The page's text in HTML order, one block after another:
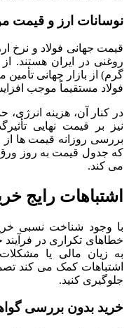
نوسانات ارز و قیمت
قیمت جهانی فولاد و نرخ
روغنی در ایران هستند.
گرم) از بازار جهانی
فولاد مستقیماً موجب
در کنار آن، هزینه
نیز بر قیمت نهایی
بررسی روزانه قیمت ها از
که جدول قیمت به روز ورق
می کند.
اشتباهات رایج
با وجود شناخت نسبی
خطاهای تکراری در
به زیان مالی یا
اشتباهات کمک می کند
جلوگیری کنید.
خرید بدون بررسی